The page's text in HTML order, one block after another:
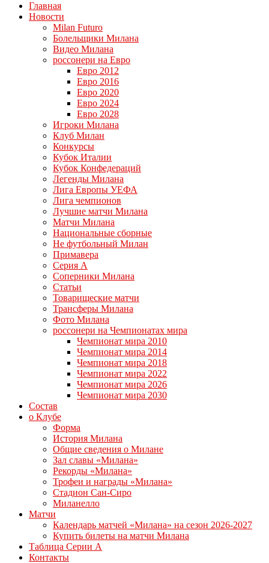
Главная
Новости
Milan Futuro
Болельщики Милана
Видео Милана
россонери на Евро
Евро 2012
Евро 2016
Евро 2020
Евро 2024
Евро 2028
Игроки Милана
Клуб Милан
Конкурсы
Кубок Италии
Кубок Конфедераций
Легенды Милана
Лига Европы УЕФА
Лига чемпионов
Лучшие матчи Милана
Матчи Милана
Национальные сборные
Не футбольный Милан
Примавера
Серия А
Соперники Милана
Статьи
Товарищеские матчи
Трансферы Милана
Фото Милана
россонери на Чемпионатах мира
Чемпионат мира 2010
Чемпионат мира 2014
Чемпионат мира 2018
Чемпионат мира 2022
Чемпионат мира 2026
Чемпионат мира 2030
Состав
о Клубе
Форма
История Милана
Общие сведения о Милане
Зал славы «Милана»
Рекорды «Милана»
Трофеи и награды «Милана»
Стадион Сан-Сиро
Миланелло
Матчи
Календарь матчей «Милана» на сезон 2026-2027
Купить билеты на матчи Милана
Таблица Серии А
Контакты